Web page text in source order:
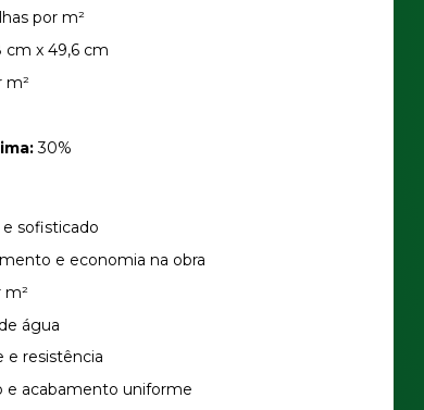
por m²
cm x 49,6 cm
m²
30%
sofisticado
e economia na obra
m²
água
e resistência
e acabamento uniforme